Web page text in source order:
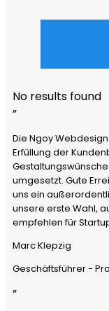
No results found
”
Die Ngoy
Erfüllung der
umgesetzt. Gute
uns ein
unsere erste Wahl,
empfehlen für
Marc Klepzig
Geschäftsführer -
”